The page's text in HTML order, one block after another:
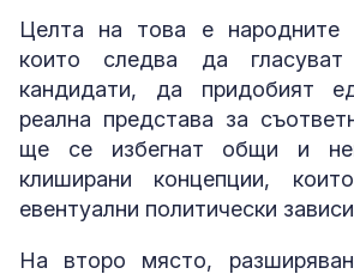
Целта на това е народните
които следва да гласуват
кандидати, да придобият
реална представа за
ще се избегнат общи и
клиширани концепции,
евентуални политически
На второ място,